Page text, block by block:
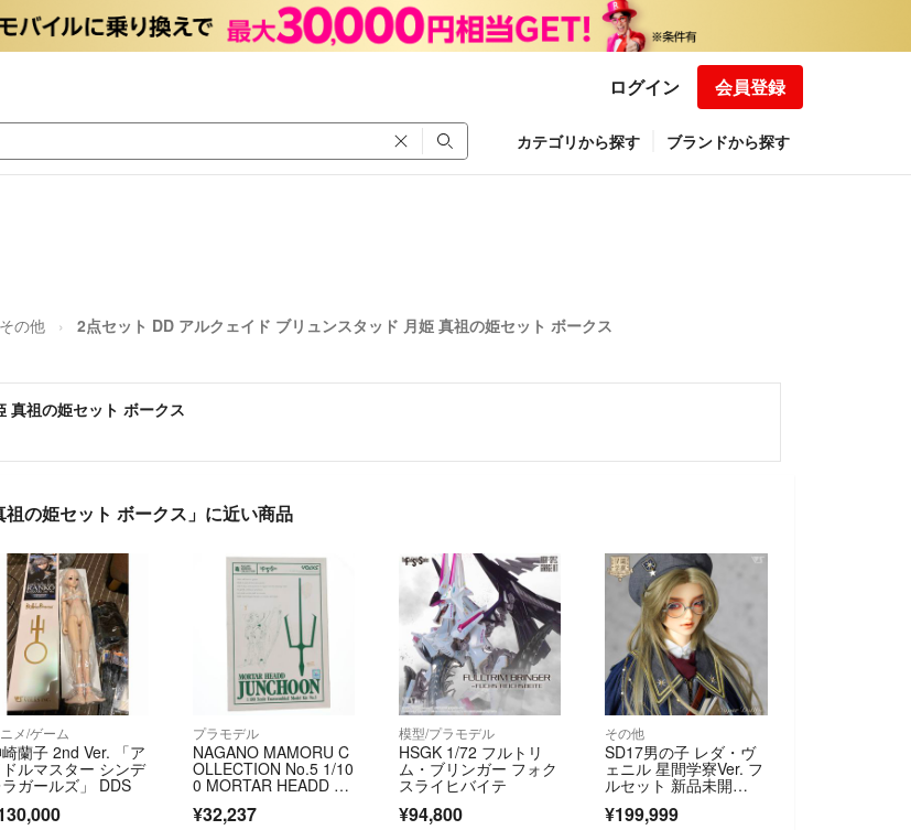
ログイン 会員登録
カテゴリから探す ブランドから探す
その他 2点セット DD アルクェイド ブリュンスタッド 月姫 真祖の姫セット ボークス
真祖の姫セット ボークス
の姫セット ボークス」に近い商品
メ/ゲーム
蘭子 2nd Ver. 「ア
ルマスター シンデ
ラガールズ」 DDS
プラモデル
NAGANO MAMORU C
OLLECTION No.5 1/10
0 MORTAR HEADD JU
ッド ジュノーン) ファ
¥32,237
模型/プラモデル
HSGK 1/72 フルトリ
ム・ブリンガー フォク
スライヒバイテ
¥94,800
その他
SD17男の子 レダ・ヴ
ェニル 星間学寮Ver. フ
ルセット 新品未開
封 スーパードルフィ
ー ボークス VOLKS ド
¥199,999